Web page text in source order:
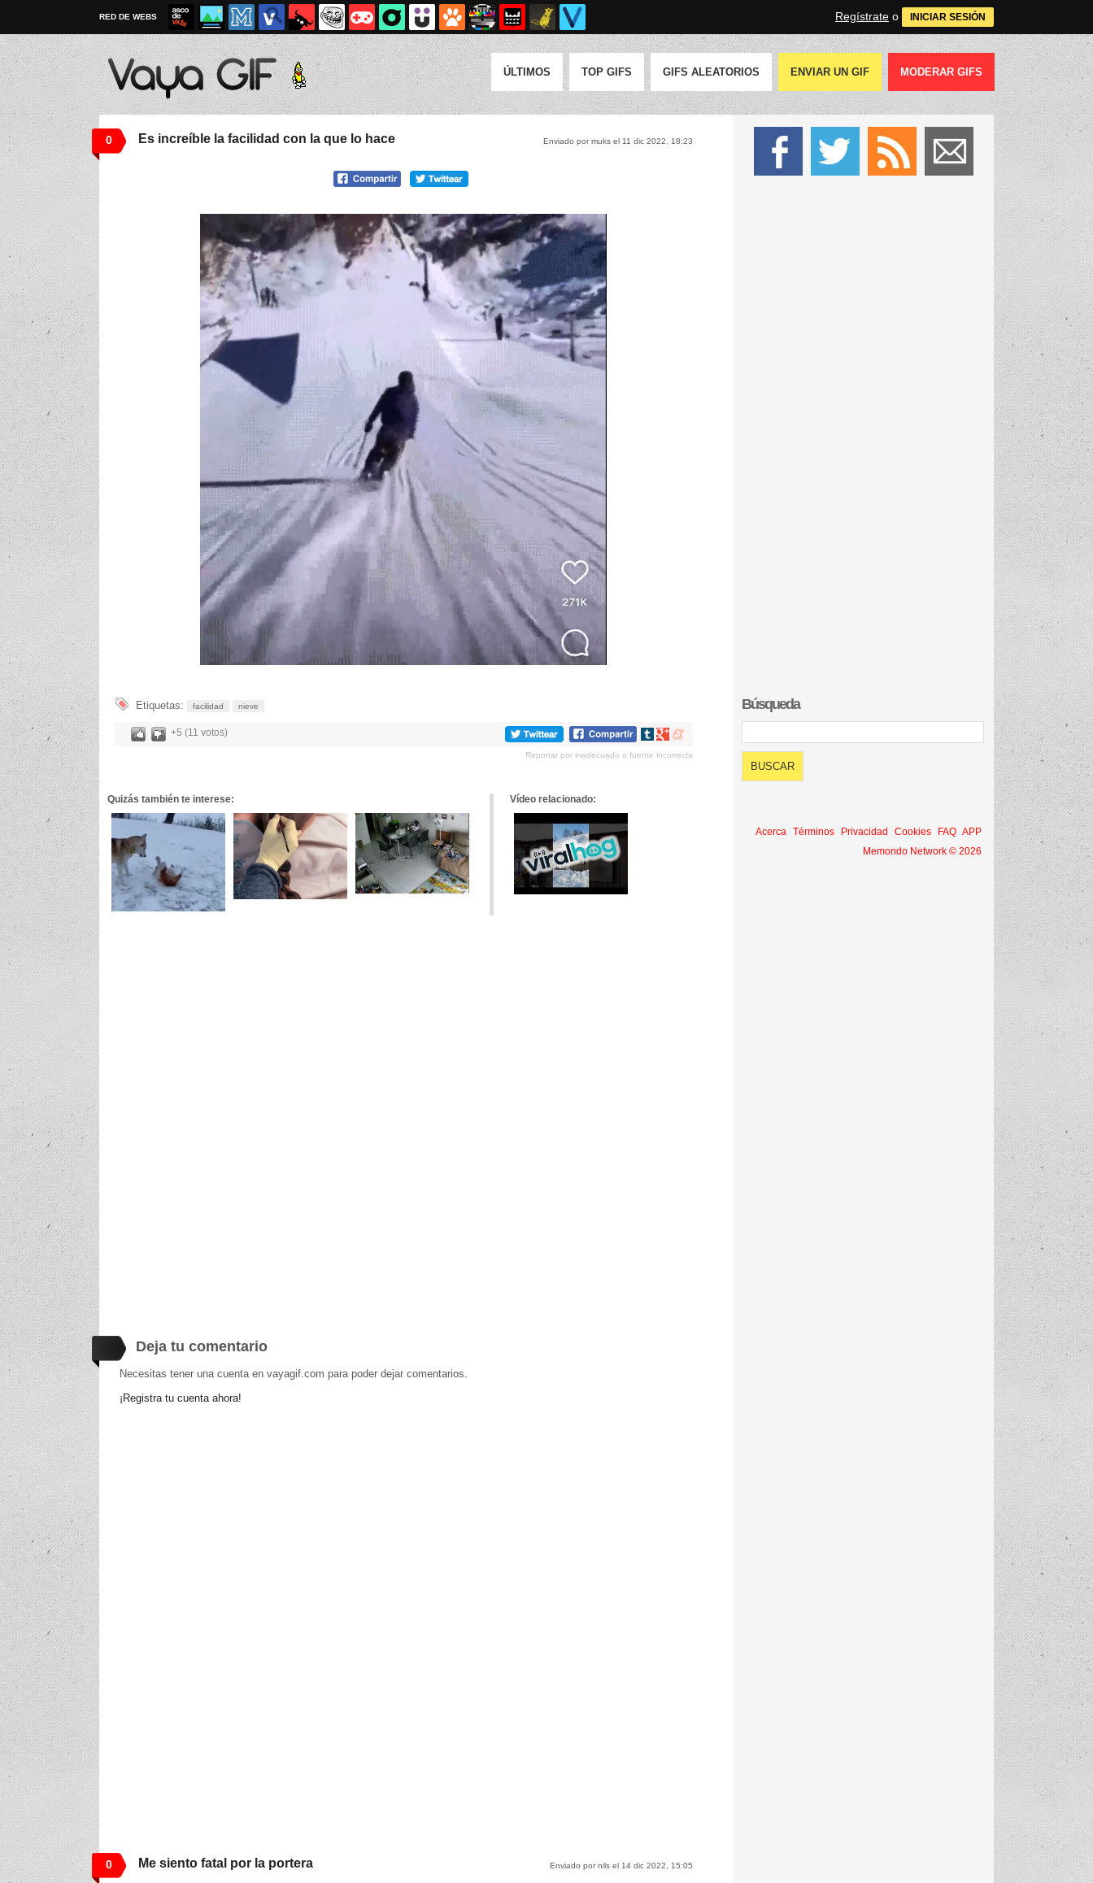
RED DE WEBS Regístrate o INICIAR SESIÓN
ÚLTIMOS TOP GIFS GIFS ALEATORIOS ENVIAR UN GIF MODERAR GIFS
0 Enviado por muks el 11 dic 2022, 18:23
Es increíble la facilidad con la que lo hace
Etiquetas: facilidad nieve
+5 (11 votos)
Compartir
tumblr
Compartir
Google+
Compartir
meneame
Reportar por inadecuado o fuente incorrecta
Quizás también te interese: Vídeo relacionado:
Deja tu comentario
Necesitas tener una cuenta en vayagif.com para poder dejar comentarios.
¡Registra tu cuenta ahora!
0 Enviado por nils el 14 dic 2022, 15:05
Me siento fatal por la portera
Búsqueda
Acerca Términos Privacidad Cookies FAQ APP
Memondo Network © 2026